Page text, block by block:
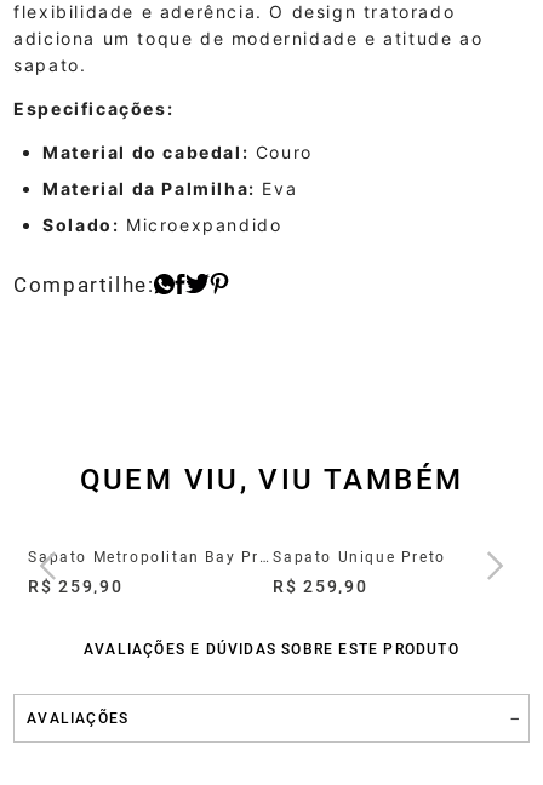
flexibilidade e aderência. O design tratorado
adiciona um toque de modernidade e atitude ao
sapato.
Especificações:
Material do cabedal: Couro
Material da Palmilha: Eva
Solado: Microexpandido
QUEM VIU, VIU TAMBÉM
Sapato Metropolitan Bay Preto
R$ 259,90
Sapato Unique Preto
R$ 259,90
AVALIAÇÕES E DÚVIDAS SOBRE ESTE PRODUTO
AVALIAÇÕES